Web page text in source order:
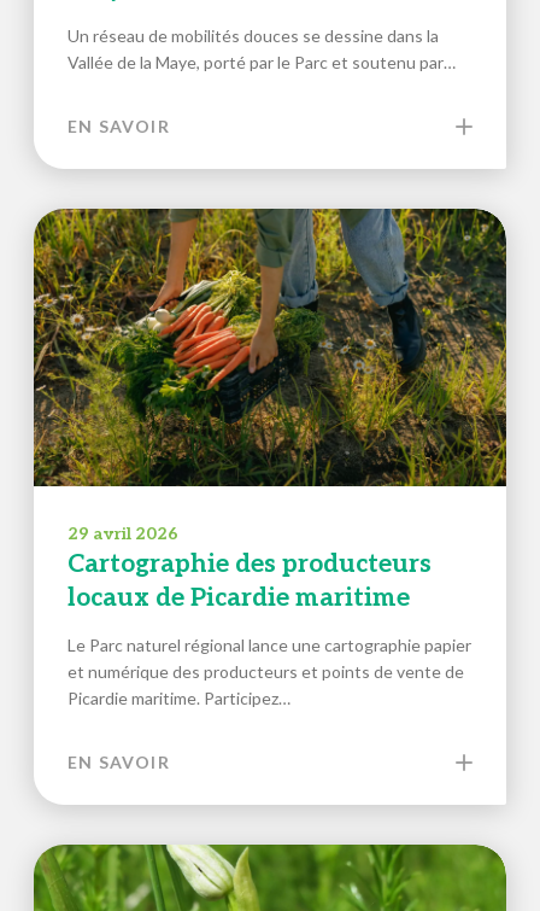
Un réseau de mobilités douces se dessine dans la
Vallée de la Maye, porté par le Parc et soutenu par…
EN SAVOIR
29 avril 2026
Cartographie des producteurs
locaux de Picardie maritime
Le Parc naturel régional lance une cartographie papier
et numérique des producteurs et points de vente de
Picardie maritime. Participez…
EN SAVOIR